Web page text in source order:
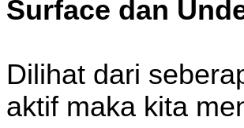
Surface dan
Dilihat dari
aktif maka kita